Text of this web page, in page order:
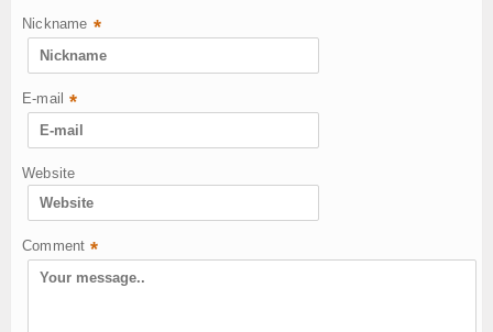
Nickname *
E-mail *
Website
Comment *